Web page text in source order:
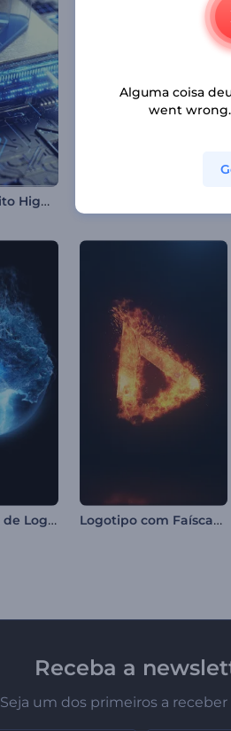
Intro de Circuito High-Tech
Apresentação de Logo com Gelo Derretendo Logotipo com Faíscas Rápidas
Receba a
Seja um dos primeiros a
Alguma coisa
went